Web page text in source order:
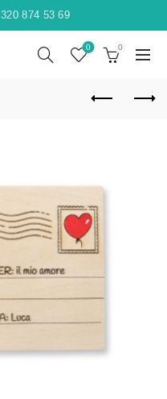
320 874 53 69
0 0